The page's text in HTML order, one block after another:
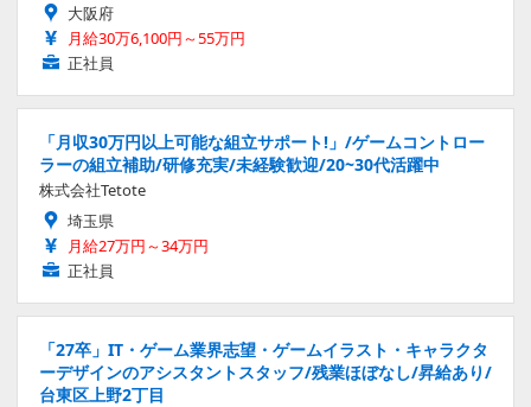
大阪府
月給30万6,100円～55万円
正社員
「月収30万円以上可能な組立サポート!」/ゲームコントロー
ラーの組立補助/研修充実/未経験歓迎/20~30代活躍中
株式会社Tetote
埼玉県
月給27万円～34万円
正社員
「27卒」IT・ゲーム業界志望・ゲームイラスト・キャラクタ
ーデザインのアシスタントスタッフ/残業ほぼなし/昇給あり/
台東区上野2丁目